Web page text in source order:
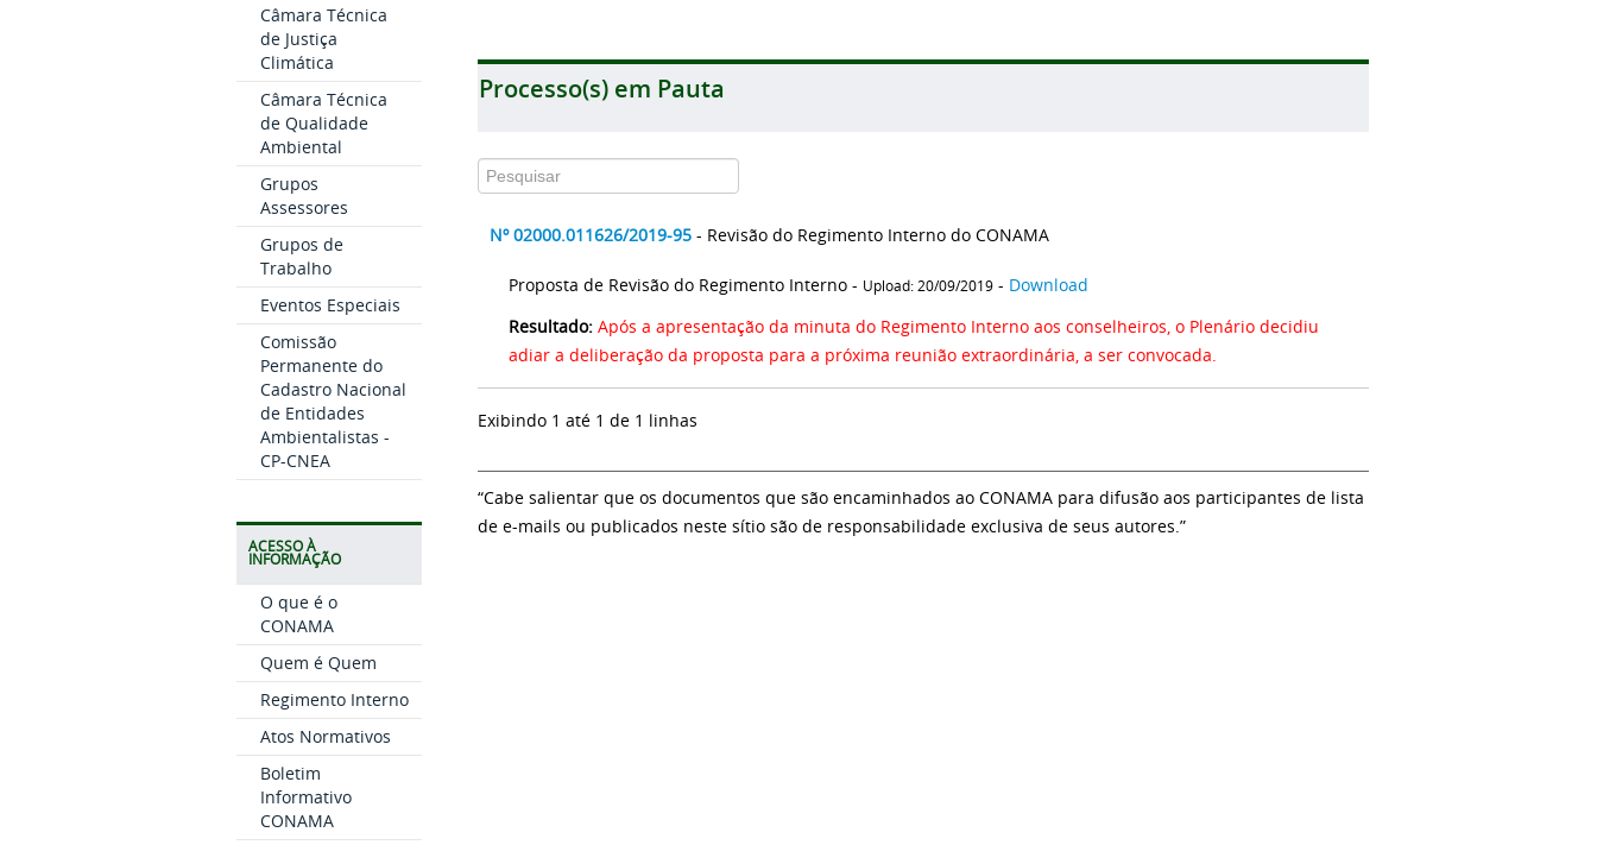
Câmara Técnica
de Justiça
Climática
Câmara Técnica
de Qualidade
Ambiental
Grupos
Assessores
Grupos de
Trabalho
Eventos Especiais
Comissão
Permanente do
Cadastro Nacional
de Entidades
Ambientalistas -
CP-CNEA
ACESSO À
INFORMAÇÃO
O que é o
CONAMA
Quem é Quem
Regimento Interno
Atos Normativos
Boletim
Informativo
CONAMA
Processo(s) em Pauta
Nº 02000.011626/2019-95 - Revisão do Regimento Interno do CONAMA
Proposta de Revisão do Regimento Interno - Upload: 20/09/2019 - Download
Resultado: Após a apresentação da minuta do Regimento Interno aos conselheiros, o Plenário decidiu
adiar a deliberação da proposta para a próxima reunião extraordinária, a ser convocada.
Exibindo 1 até 1 de 1 linhas
“Cabe salientar que os documentos que são encaminhados ao CONAMA para difusão aos participantes de lista
de e-mails ou publicados neste sítio são de responsabilidade exclusiva de seus autores.”